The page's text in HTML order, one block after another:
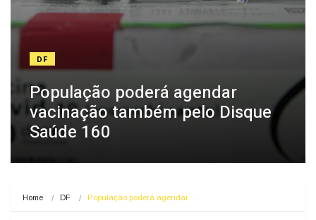
DF
População poderá agendar
vacinação também pelo Disque
Saúde 160
Home DF População poderá agendar…